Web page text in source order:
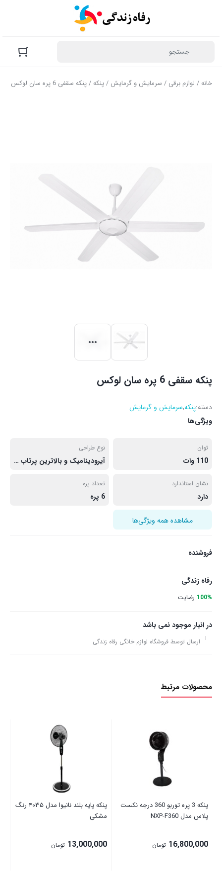
خانه/ لوازم برقی / سرمایش و گرمایش /پنکه/ پنکه سقفی 6 پره سان لوکس
پنکه سقفی 6 پره سان لوکس
دسته:پنکه,سرمایش و گرمایش
ویژگی‌ها
توان
110 وات
نوع طراحی
آیرودینامیک و بالاترین پرتاب دهی باد
نشان استاندارد
دارد
تعداد پره
6 پره
مشاهده همه ویژگی‌ها
فروشنده
رفاه زندگی
100% رضایت
در انبار موجود نمی باشد
ارسال توسط فروشگاه لوازم خانگی رفاه زندگی
محصولات مرتبط
پنکه 3 پره توربو 360 درجه نکست
پلاس مدل NXP-F360
16,800,000 تومان
پنکه پایه بلند نانیوا مدل ۴۰۳۵ رنگ
مشکی
13,000,000 تومان